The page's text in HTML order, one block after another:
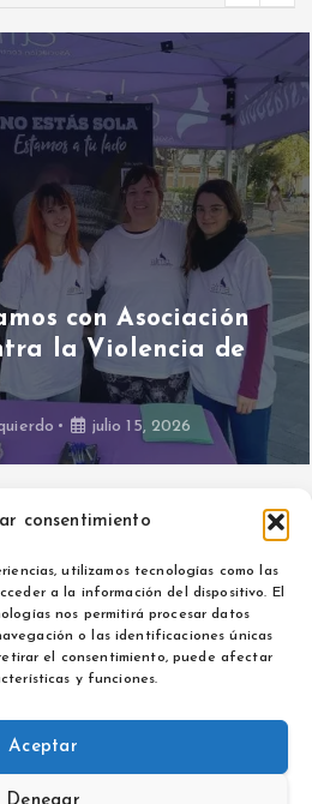
consentimiento
utilizamos tecnologías como las
a la información del dispositivo. El
nos permitirá procesar datos
o las identificaciones únicas
el consentimiento, puede afectar
y funciones.
Aceptar
Denegar
Asociación
Violencia de
julio 15, 2026